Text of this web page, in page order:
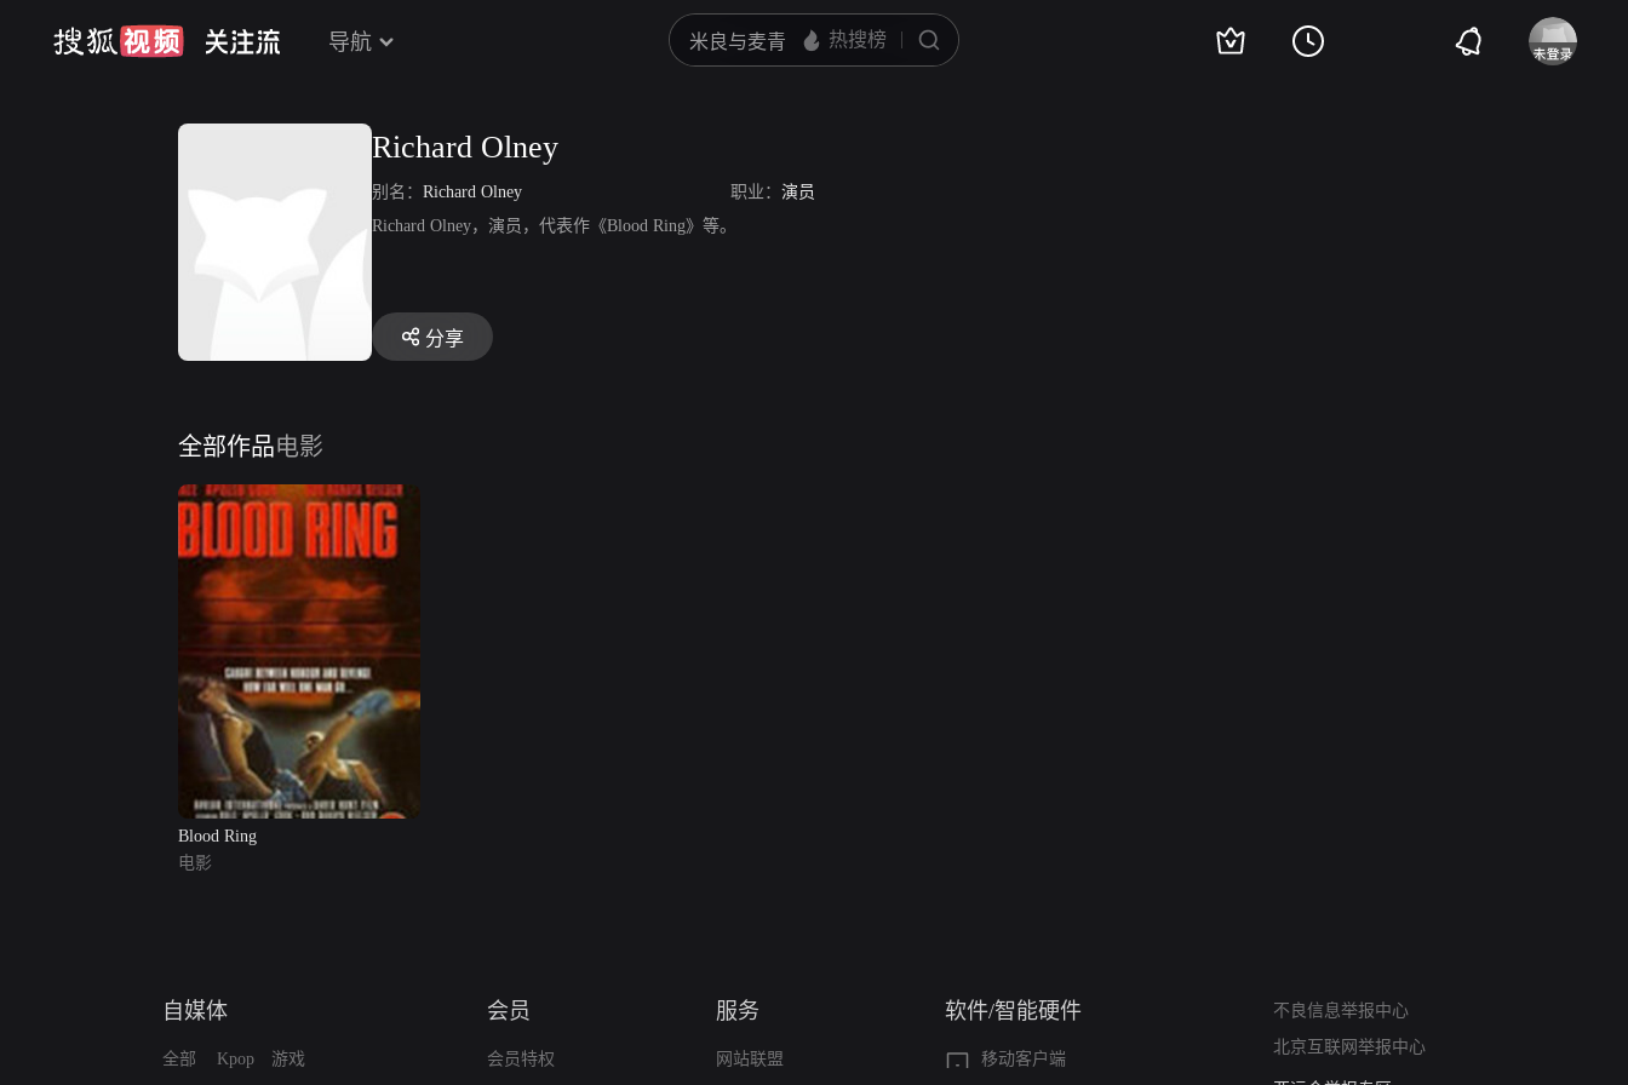
导航
Richard Olney
别名： Richard Olney 职业： 演员
Richard Olney，演员，代表作《Blood Ring》等。
分享
全部作品电影
Blood Ring
电影
自媒体
全部 Kpop 游戏
会员
会员特权
服务
网站联盟
软件/智能硬件
移动客户端
不良信息举报中心
北京互联网举报中心
算法推荐专项举报